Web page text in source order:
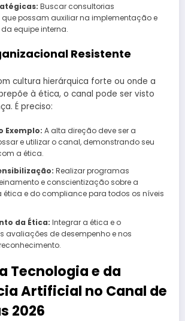
Buscar consultorias
possam auxiliar na implementação e
equipe interna.
Resistente
cultura hierárquica forte ou onde a
à ética, o canal pode ser visto
É preciso:
Exemplo: A alta direção deve ser a
e utilizar o canal, demonstrando seu
a ética.
Realizar programas
e conscientização sobre a
e do compliance para todos os níveis
da Ética: Integrar a ética e o
avaliações de desempenho e nos
Tecnologia e da
Artificial no Canal de
2026